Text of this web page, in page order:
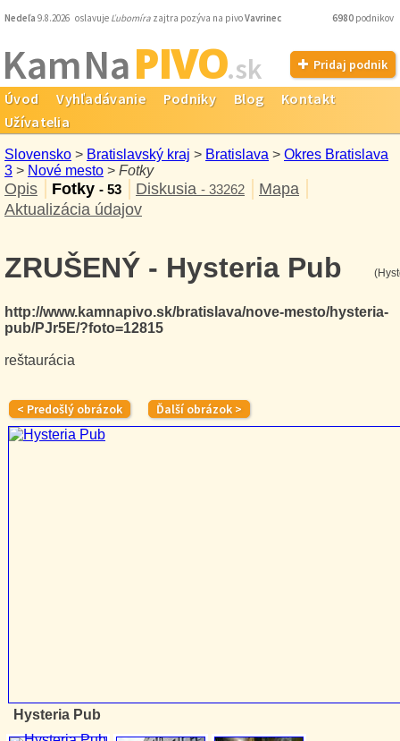
Nedeľa 9.8.2026 oslavuje Ľubomíra zajtra pozýva na pivoVavrinec 6980 podnikov
Kam NaPIVO.sk Pridaj podnik
Úvod Vyhľadávanie Podniky Blog
Kontakt
Užívatelia
Slovensko > Bratislavský kraj > Bratislava > Okres Bratislava
3 > Nové mesto > Fotky
Opis Fotky - 53 Diskusia - 33262
Mapa
Aktualizácia údajov
ZRUŠENÝ - Hysteria Pub
http://www.kamnapivo.sk/bratislava/nove-mesto/hysteria-
pub/PJr5E/?foto=12815
reštaurácia
Hysteria Pub